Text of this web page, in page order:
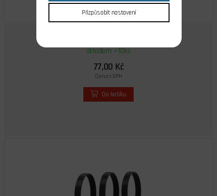
ROSA Master Spool
skladem >10ks
77,00 Kč
Cena s DPH
Do košíku
Přizpůsobit nastavení